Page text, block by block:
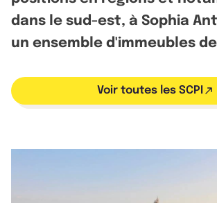
dans le sud-est, à Sophia
un ensemble d'immeubles
Voir toutes les SCPI